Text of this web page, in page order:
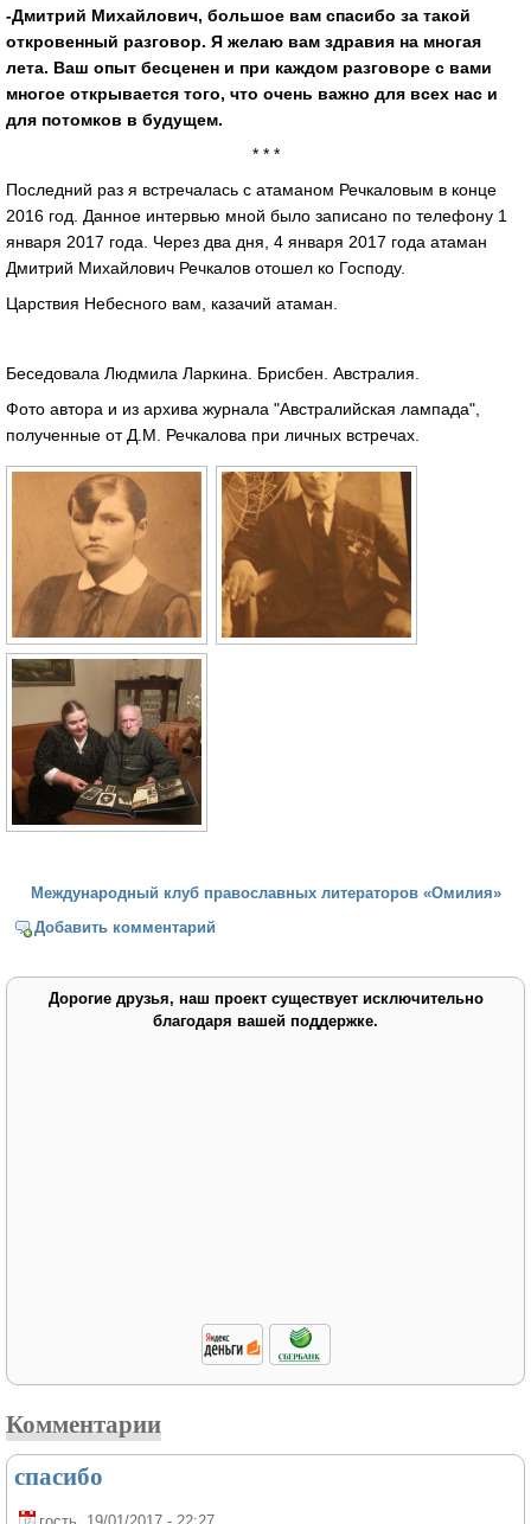
-Дмитрий Михайлович, большое вам спасибо за такой
откровенный разговор. Я желаю вам здравия на многая
лета. Ваш опыт бесценен и при каждом разговоре с вами
многое открывается того, что очень важно для всех нас и
для потомков в будущем.
* * *
Последний раз я встречалась с атаманом Речкаловым в конце
2016 год. Данное интервью мной было записано по телефону 1
января 2017 года. Через два дня, 4 января 2017 года атаман
Дмитрий Михайлович Речкалов отошел ко Господу.
Царствия Небесного вам, казачий атаман.
Беседовала Людмила Ларкина. Брисбен. Австралия.
Фото автора и из архива журнала "Австралийская лампада",
полученные от Д.М. Речкалова при личных встречах.
Международный клуб православных литераторов «Омилия»
Добавить комментарий
Дорогие друзья, наш проект существует исключительно
благодаря вашей поддержке.
Комментарии
спасибо